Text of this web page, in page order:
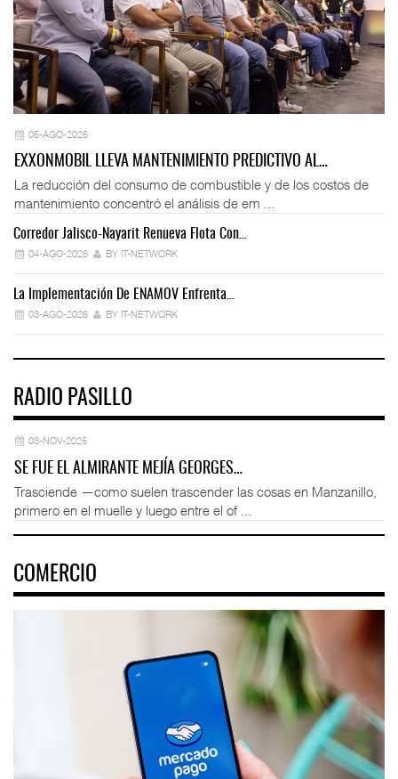
05-AGO-2026
EXXONMOBIL LLEVA MANTENIMIENTO PREDICTIVO AL…
La reducción del consumo de combustible y de los costos de
mantenimiento concentró el análisis de em ...
Corredor Jalisco-Nayarit Renueva Flota Con…
04-AGO-2026 BY IT-NETWORK
La Implementación De ENAMOV Enfrenta…
03-AGO-2026 BY IT-NETWORK
RADIO PASILLO
03-NOV-2025
SE FUE EL ALMIRANTE MEJÍA GEORGES…
Trasciende —como suelen trascender las cosas en Manzanillo,
primero en el muelle y luego entre el of ...
COMERCIO